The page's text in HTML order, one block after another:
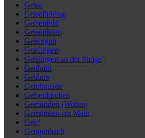
Geisa
Geiselhöring
Geisenfeld
Geisenheim
Geisingen
Geislingen
Geislingen an der Steige
Geithain
Geldern
Gelnhausen
Gelsenkirchen
Gemünden (Wohra)
Gemünden am Main
Genf
Gengenbach